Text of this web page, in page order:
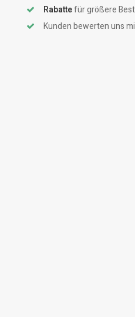
Rabattefür größere
Kunden bewerten uns